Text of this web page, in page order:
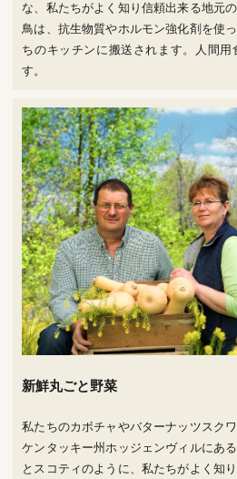
な、私たちがよく知り信頼出来る地元
鳥は、抗生物質やホルモン強化剤を使
ちのキッチンに搬送されます。人間用
す。
新鮮丸ごと野菜
私たちのカボチャやバターナッツスク
ケンタッキー州ホッジェンヴィルにあ
とスコティのように、私たちがよく知